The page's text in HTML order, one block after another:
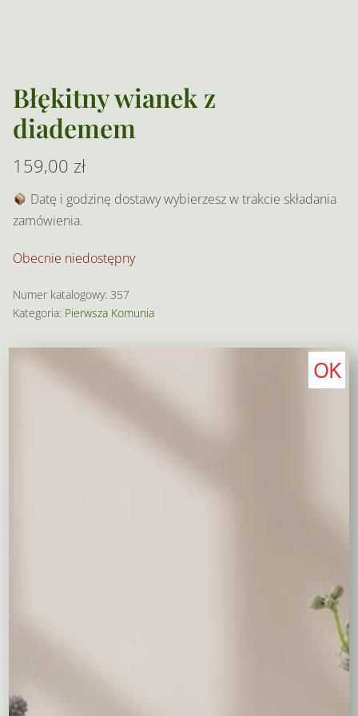
Błękitny wianek z
diademem
159,00 zł
Datę i godzinę dostawy wybierzesz w trakcie składania
zamówienia.
Obecnie niedostępny
Numer katalogowy: 357
Kategoria: Pierwsza Komunia
OK